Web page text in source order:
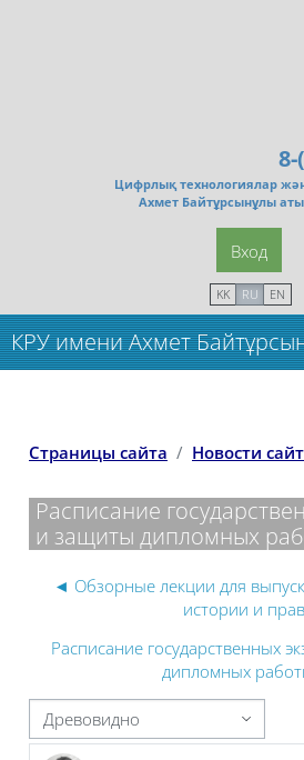
8-
Цифрлық технологиялар
Ахмет Байтұрсынұлы
Вход
KK RU EN
КРУ имени Ахмет
Страницы сайта Новости
Расписание
и защиты дипломных
◄ Обзорные лекции для
истории и
Расписание государственных
дипломных